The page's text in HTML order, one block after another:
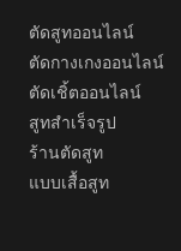
ตัดสูทออนไลน์
ตัดกางเกงออนไลน์
ตัดเชิ้ตออนไลน์
สูทสำเร็จรูป
ร้านตัดสูท
แบบเสื้อสูท